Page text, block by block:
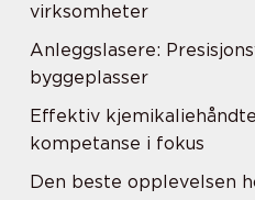
virksomheter
Anleggslasere:
byggeplasser
Effektiv
kompetanse i fokus
Den beste opplevelsen